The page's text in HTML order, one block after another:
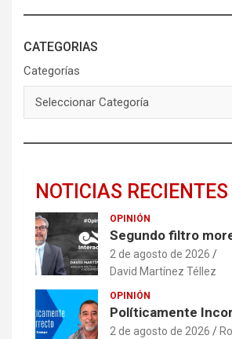
CATEGORIAS
Categorías
NOTICIAS RECIENTES
OPINIÓN
Segundo filtro
2 de agosto de 2026
David Martínez Téllez
OPINIÓN
Políticamente
2 de agosto de 2026